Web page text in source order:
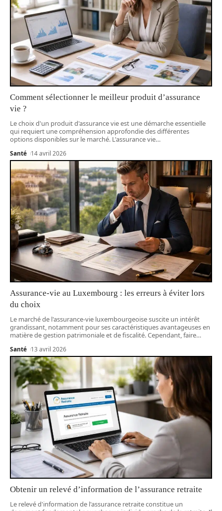
Comment sélectionner le meilleur produit d’assurance
vie ?
Le choix d'un produit d'assurance vie est une démarche essentielle
qui requiert une compréhension approfondie des différentes
options disponibles sur le marché. L'assurance vie…
Santé 14 avril 2026
Assurance-vie au Luxembourg : les erreurs à éviter lors
du choix
Le marché de l'assurance-vie luxembourgeoise suscite un intérêt
grandissant, notamment pour ses caractéristiques avantageuses en
matière de gestion patrimoniale et de fiscalité. Cependant, faire…
Santé 13 avril 2026
Obtenir un relevé d’information de l’assurance retraite
Le relevé d'information de l'assurance retraite constitue un